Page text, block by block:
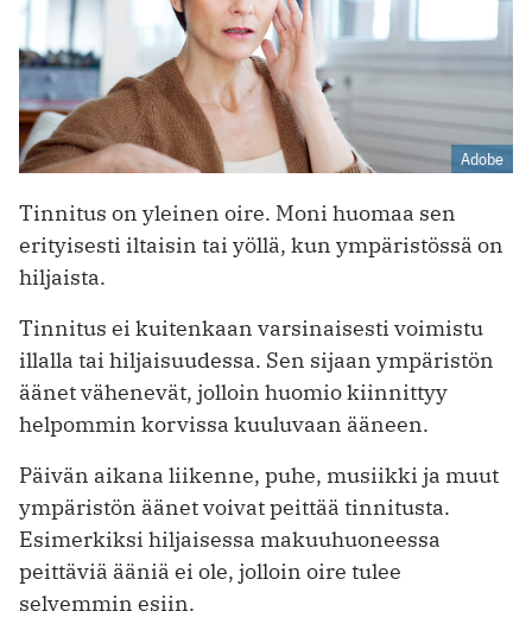
Adobe
Tinnitus on yleinen oire. Moni huomaa sen
erityisesti iltaisin tai yöllä, kun ympäristössä on
hiljaista.
Tinnitus ei kuitenkaan varsinaisesti voimistu
illalla tai hiljaisuudessa. Sen sijaan ympäristön
äänet vähenevät, jolloin huomio kiinnittyy
helpommin korvissa kuuluvaan ääneen.
Päivän aikana liikenne, puhe, musiikki ja muut
ympäristön äänet voivat peittää tinnitusta.
Esimerkiksi hiljaisessa makuuhuoneessa
peittäviä ääniä ei ole, jolloin oire tulee
selvemmin esiin.